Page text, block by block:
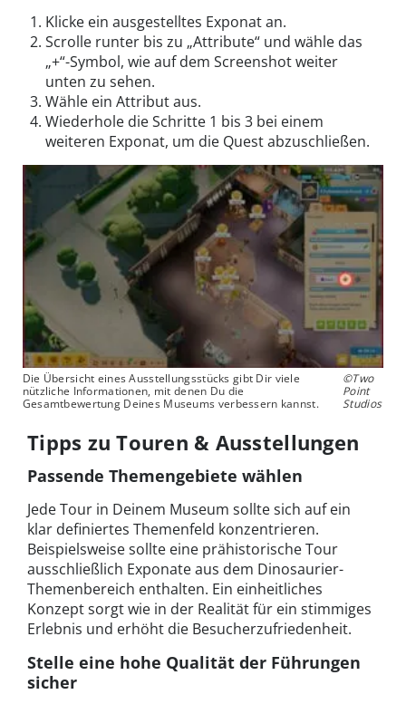
Klicke ein ausgestelltes Exponat an.
Scrolle runter bis zu „Attribute“ und wähle das
„+“-Symbol, wie auf dem Screenshot weiter
unten zu sehen.
Wähle ein Attribut aus.
Wiederhole die Schritte 1 bis 3 bei einem
weiteren Exponat, um die Quest abzuschließen.
Die Übersicht eines Ausstellungsstücks gibt Dir viele
nützliche Informationen, mit denen Du die
Gesamtbewertung Deines Museums verbessern kannst.
©Two
Point
Studios
Tipps zu Touren & Ausstellungen
Passende Themengebiete wählen
Jede Tour in Deinem Museum sollte sich auf ein
klar definiertes Themenfeld konzentrieren.
Beispielsweise sollte eine prähistorische Tour
ausschließlich Exponate aus dem Dinosaurier-
Themenbereich enthalten. Ein einheitliches
Konzept sorgt wie in der Realität für ein stimmiges
Erlebnis und erhöht die Besucherzufriedenheit.
Stelle eine hohe Qualität der Führungen
sicher